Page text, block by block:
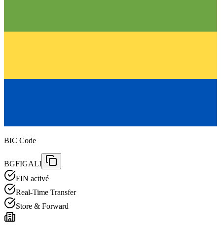
BIC Code
BGFIGALI
FIN activé
Real-Time Transfer
Store & Forward